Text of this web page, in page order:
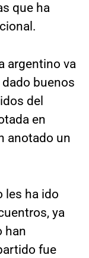
que ha
argentino va
buenos
del
en
anotado un
les ha ido
ya
han
fue